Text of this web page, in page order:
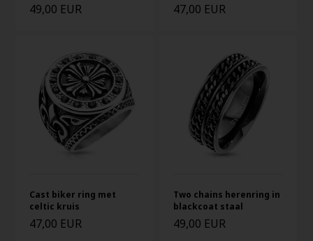
49,00 EUR 47,00 EUR
Cast biker ring met
celtic kruis
47,00 EUR
Two chains herenring in
blackcoat staal
49,00 EUR